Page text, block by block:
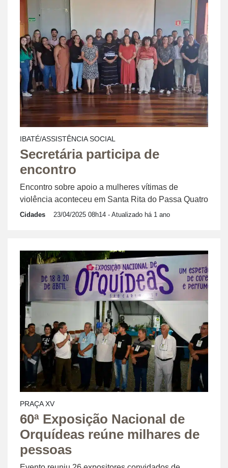
IBATÉ/ASSISTÊNCIA SOCIAL
Secretária participa de
encontro
Encontro sobre apoio a mulheres vítimas de
violência aconteceu em Santa Rita do Passa Quatro
Cidades 23/04/2025 08h14 - Atualizado há 1 ano
PRAÇA XV
60ª Exposição Nacional de
Orquídeas reúne milhares de
pessoas